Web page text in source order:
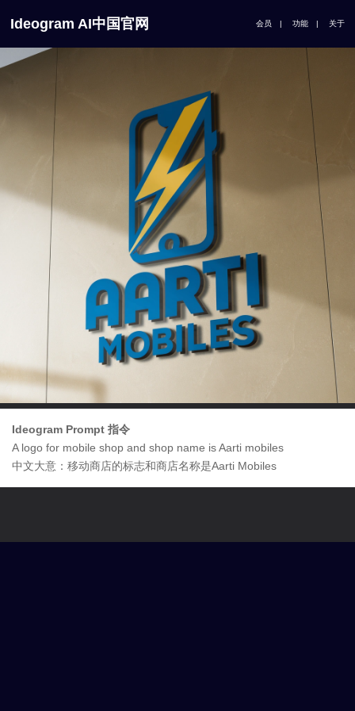
Ideogram AI中国官网 会员 | 功能 | 关于
Ideogram Prompt 指令
A logo for mobile shop and shop name is Aarti mobiles
中文大意：移动商店的标志和商店名称是Aarti Mobiles